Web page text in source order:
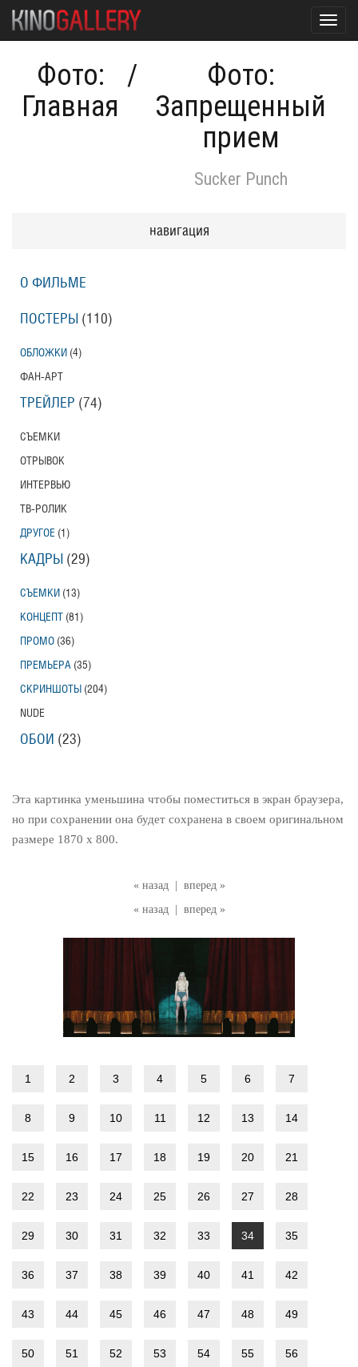
Фото:
Главная
/
Фото:
Запрещенный
прием
Sucker Punch
« назад
вперед »
« назад
вперед »
Эта картинка уменьшина чтобы поместиться в экран браузера,
но при сохранении она будет сохранена в своем оригинальном
размере 1870 x 800.
1 2 3 4 5 6 7
8 9 10 11 12 13 14
15 16 17 18 19 20 21
22 23 24 25 26 27 28
29 30 31 32 33 34 35
36 37 38 39 40 41 42
43 44 45 46 47 48 49
50 51 52 53 54 55 56
навигация
О ФИЛЬМЕ
ПОСТЕРЫ (110)
ОБЛОЖКИ (4)
ФАН-АРТ
ТРЕЙЛЕР (74)
СЪЕМКИ
ОТРЫВОК
ИНТЕРВЬЮ
ТВ-РОЛИК
ДРУГОЕ (1)
КАДРЫ (29)
СЪЕМКИ (13)
КОНЦЕПТ (81)
ПРОМО (36)
ПРЕМЬЕРА (35)
СКРИНШОТЫ (204)
NUDE
ОБОИ (23)